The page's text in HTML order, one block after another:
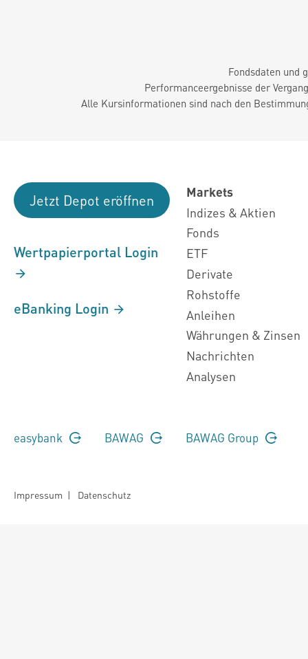
Fondsdaten und
Performanceergebnisse der
Alle Kursinformationen sind nach den
Jetzt Depot eröffnen
Wertpapierportal Login
eBanking Login
Markets
Indizes & Aktien
Fonds
ETF
Derivate
Rohstoffe
Anleihen
Währungen & Zinsen
Nachrichten
Analysen
easybank BAWAG BAWAG Group
Impressum | Datenschutz